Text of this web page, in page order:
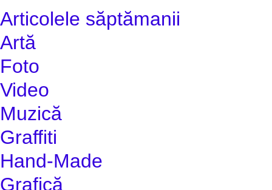
Articolele săptămanii
Artă
Foto
Video
Muzică
Graffiti
Hand-Made
Grafică